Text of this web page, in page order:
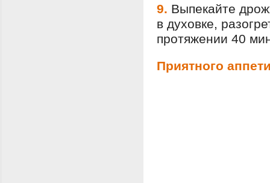
9. Выпекайте
в духовке,
протяжении 40
Приятного